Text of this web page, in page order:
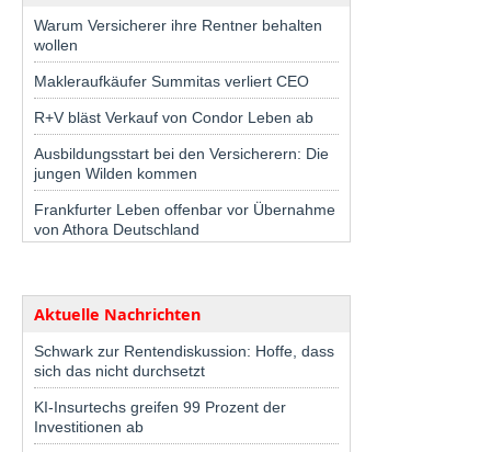
Warum Versicherer ihre Rentner behalten
wollen
Makleraufkäufer Summitas verliert CEO
R+V bläst Verkauf von Condor Leben ab
Ausbildungsstart bei den Versicherern: Die
jungen Wilden kommen
Frankfurter Leben offenbar vor Übernahme
von Athora Deutschland
Aktuelle Nachrichten
Schwark zur Rentendiskussion: Hoffe, dass
sich das nicht durchsetzt
KI-Insurtechs greifen 99 Prozent der
Investitionen ab